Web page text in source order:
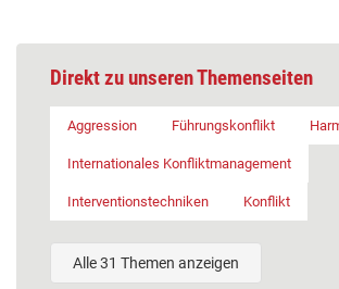
Direkt zu unseren Themenseiten
Aggression Führungskonflikt
Internationales Konfliktmanagement
Interventionstechniken Konflikt
Alle 31 Themen anzeigen